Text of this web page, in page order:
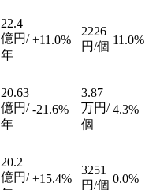
22.4
億円/
年
+11.0%
2226
円/個 11.0%
20.63
億円/
年
-21.6%
3.87
万円/
個
4.3%
20.2
億円/ +15.4%
3251
円/個 0.0%